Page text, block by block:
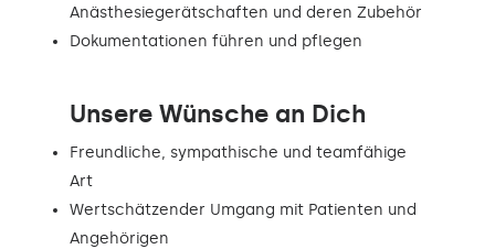
Anästhesiegerätschaften und deren Zubehör
Dokumentationen führen und pflegen
Unsere Wünsche an Dich
Freundliche, sympathische und teamfähige
Art
Wertschätzender Umgang mit Patienten und
Angehörigen